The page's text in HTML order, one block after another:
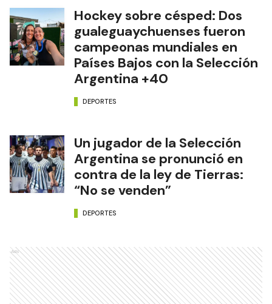
Hockey sobre césped: Dos
gualeguaychuenses fueron
campeonas mundiales en
Países Bajos con la Selección
Argentina +40
DEPORTES
Un jugador de la Selección
Argentina se pronunció en
contra de la ley de Tierras:
“No se venden”
DEPORTES
Ads